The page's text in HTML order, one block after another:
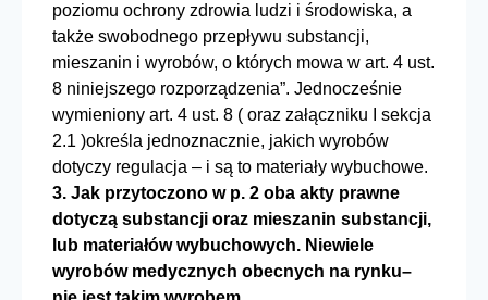
poziomu ochrony zdrowia ludzi i środowiska, a
także swobodnego przepływu substancji,
mieszanin i wyrobów, o których mowa w art. 4 ust.
8 niniejszego rozporządzenia”. Jednocześnie
wymieniony art. 4 ust. 8 ( oraz załączniku I sekcja
2.1 )określa jednoznacznie, jakich wyrobów
dotyczy regulacja – i są to materiały wybuchowe.
3. Jak przytoczono w p. 2 oba akty prawne
dotyczą substancji oraz mieszanin substancji,
lub materiałów wybuchowych. Niewiele
wyrobów medycznych obecnych na rynku–